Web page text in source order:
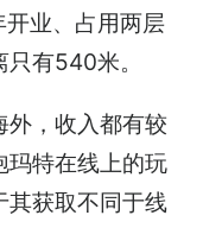
业、占用两层
有540米。
外，收入都有较
玛特在线上的玩
其获取不同于线